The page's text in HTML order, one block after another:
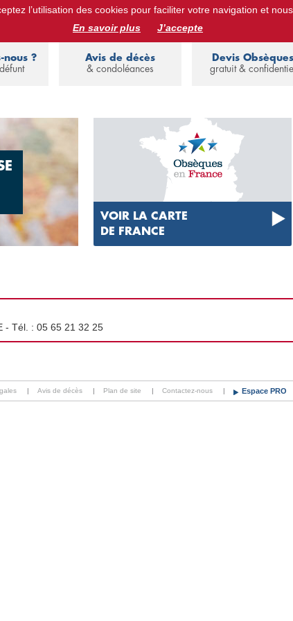
:devis obsèques, assurance obsèques, avis de décès, annuaire de
nous ?
Avis de décès
& condoléances
Devis Obsèques
gratuit & confidentiel
VOIR LA CARTE
DE FRANCE
- Tél. : 05 65 21 32 25
| Avis de décès | Plan de site | Contactez-nous | Espace PRO
l’utilisation des cookies pour faciliter votre navigation et
En savoir plus
J’accepte